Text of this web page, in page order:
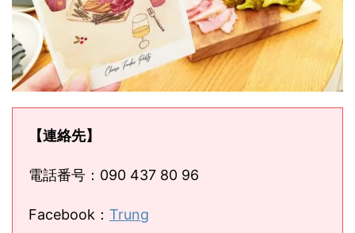
【連絡先】
電話番号：090 437 80 96
Facebook： Trung